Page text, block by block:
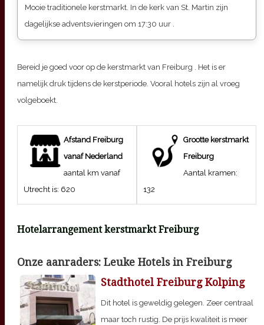
Mooie traditionele kerstmarkt. In de kerk van St. Martin zijn
dagelijkse adventsvieringen om 17:30 uur .
Bereid je goed voor op de kerstmarkt van Freiburg . Het is er
namelijk druk tijdens de kerstperiode. Vooral hotels zijn al vroeg
volgeboekt.
Afstand Freiburg
vanaf Nederland
aantal km vanaf
Utrecht is: 620
Grootte kerstmarkt
Freiburg
Aantal kramen:
132
Hotelarrangement kerstmarktFreiburg
Onze aanraders: Leuke Hotels in Freiburg
Stadthotel Freiburg Kolping
Dit hotel is geweldig gelegen. Zeer centraal
maar toch rustig. De prijs kwaliteit is meer